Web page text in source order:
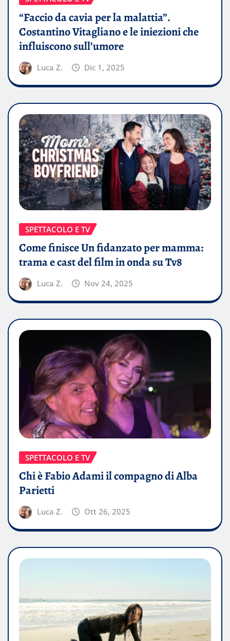
“Faccio da cavia per la malattia”.
Costantino Vitagliano e le iniezioni che
influiscono sull’umore
Luca Z. Dic 1, 2025
SPETTACOLO E TV
Come finisce Un fidanzato per mamma:
trama e cast del film in onda su Tv8
Luca Z. Nov 24, 2025
SPETTACOLO E TV
Chi è Fabio Adami il compagno di Alba
Parietti
Luca Z. Ott 26, 2025